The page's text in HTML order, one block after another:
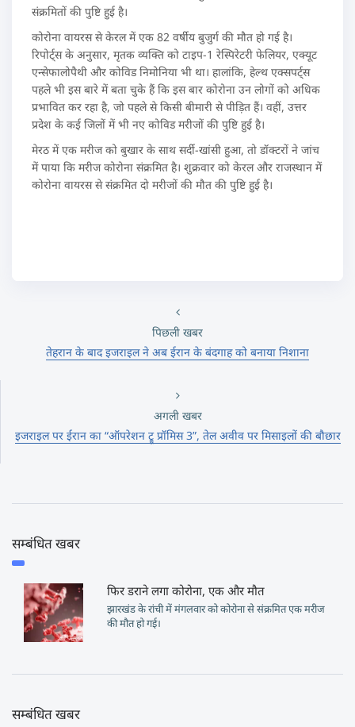
संक्रमितों की पुष्टि हुई है।
कोरोना वायरस से केरल में एक 82 वर्षीय बुजुर्ग की मौत हो गई है।
रिपोर्ट्स के अनुसार, मृतक व्यक्ति को टाइप-1 रेस्पिरेटरी फेलियर, एक्यूट
एन्सेफालोपैथी और कोविड निमोनिया भी था। हालांकि, हेल्थ एक्सपर्ट्स
पहले भी इस बारे में बता चुके हैं कि इस बार कोरोना उन लोगों को अधिक
प्रभावित कर रहा है, जो पहले से किसी बीमारी से पीड़ित हैं। वहीं, उत्तर
प्रदेश के कई जिलों में भी नए कोविड मरीजों की पुष्टि हुई है।
मेरठ में एक मरीज को बुखार के साथ सर्दी-खांसी हुआ, तो डॉक्टरों ने जांच
में पाया कि मरीज कोरोना संक्रमित है। शुक्रवार को केरल और राजस्थान में
कोरोना वायरस से संक्रमित दो मरीजों की मौत की पुष्टि हुई है।
पिछली खबर
तेहरान के बाद इजराइल ने अब ईरान के बंदगाह को बनाया निशाना
अगली खबर
इजराइल पर ईरान का “ऑपरेशन ट्रू प्रॉमिस 3”, तेल अवीव पर मिसाइलों की बौछार
सम्बंधित खबर
फिर डराने लगा कोरोना, एक और मौत
झारखंड के रांची में मंगलवार को कोरोना से संक्रमित एक मरीज
की मौत हो गई।
सम्बंधित खबर